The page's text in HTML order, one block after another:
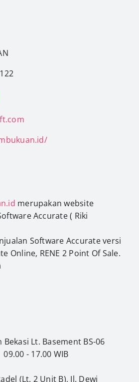
merupakan website
Accurate ( Riki
Software Accurate versi
Online, RENE 2 Point Of Sale.
Lt. Basement BS-06
09.00 - 17.00 WIB
(Lt. 2 Unit B), Jl. Dewi